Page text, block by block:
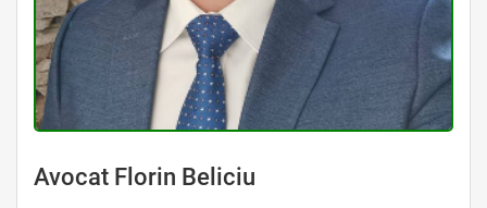
Avocat Florin Beliciu